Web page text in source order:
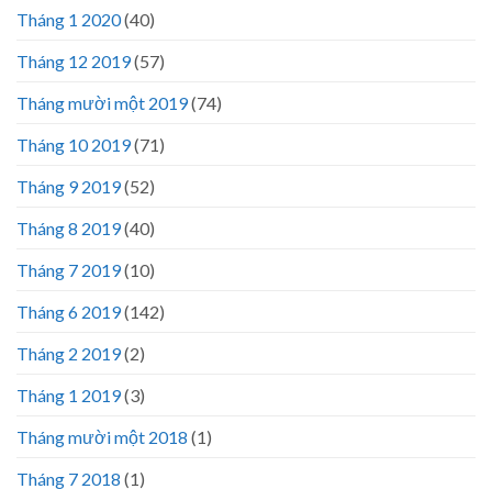
Tháng 1 2020(40)
Tháng 12 2019(57)
Tháng mười một 2019(74)
Tháng 10 2019(71)
Tháng 9 2019(52)
Tháng 8 2019(40)
Tháng 7 2019(10)
Tháng 6 2019(142)
Tháng 2 2019(2)
Tháng 1 2019(3)
Tháng mười một 2018 (1)
Tháng 7 2018 (1)